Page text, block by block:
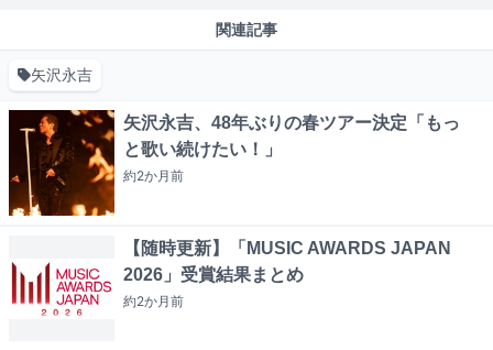
関連記事
矢沢永吉
矢沢永吉、48年ぶりの春ツアー決定「もっ
と歌い続けたい！」
約2か月前
【随時更新】「MUSIC AWARDS JAPAN
2026」受賞結果まとめ
約2か月前